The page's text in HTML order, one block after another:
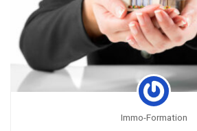
Immo-Formation